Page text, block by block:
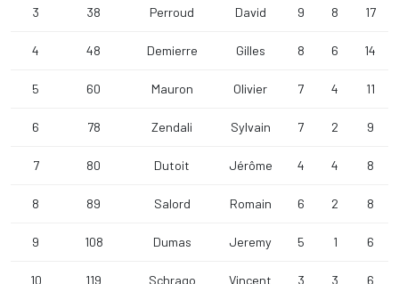
3 38 Perroud David 9 8 17
4 48 Demierre Gilles 8 6 14
5 60 Mauron Olivier 7 4 11
6 78 Zendali Sylvain 7 2 9
7 80 Dutoit Jérôme 4 4 8
8 89 Salord Romain 6 2 8
9 108 Dumas Jeremy 5 1 6
10 119 Schrago Vincent 3 3 6